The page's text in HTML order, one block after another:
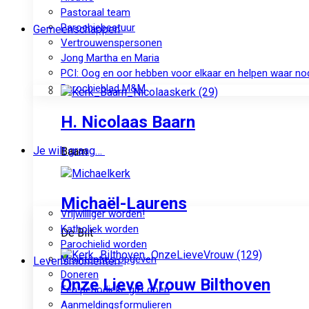
Pastoraal team
Parochiebestuur
Vertrouwenspersonen
Jong Martha en Maria
PCI: Oog en oor hebben voor elkaar en helpen waar
Parochieblad M&M
Gemeenschappen
H. Nicolaas Baarn
Baarn
Michaël-Laurens
De Bilt
Onze Lieve Vrouw Bilthoven
Je wilt graag…
Vrijwilliger worden!
Katholiek worden
Parochielid worden
Misintenties opgeven
Doneren
Een periodieke gift doen
Aanmeldingsformulieren
Levensmomenten